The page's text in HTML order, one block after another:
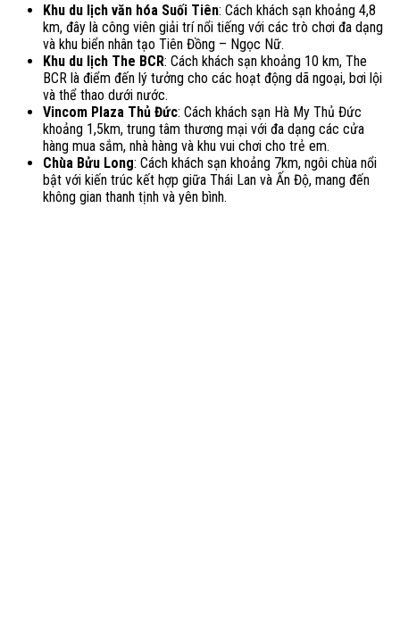
Khu du lịch văn hóa Suối Tiên: Cách khách sạn khoảng 4,8
km, đây là công viên giải trí nổi tiếng với các trò chơi đa dạng
và khu biển nhân tạo Tiên Đồng – Ngọc Nữ.
Khu du lịch The BCR: Cách khách sạn khoảng 10 km, The
BCR là điểm đến lý tưởng cho các hoạt động dã ngoại, bơi lội
và thể thao dưới nước.
Vincom Plaza Thủ Đức: Cách khách sạn Hà My Thủ Đức
khoảng 1,5km, trung tâm thương mại với đa dạng các cửa
hàng mua sắm, nhà hàng và khu vui chơi cho trẻ em.
Chùa Bửu Long: Cách khách sạn khoảng 7km, ngôi chùa nổi
bật với kiến trúc kết hợp giữa Thái Lan và Ấn Độ, mang đến
không gian thanh tịnh và yên bình.